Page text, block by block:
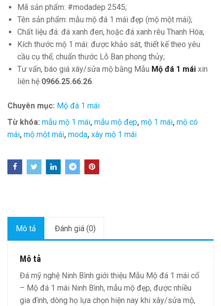
Mã sản phẩm: #modadep 2545;
Tên sản phẩm: mẫu mộ đá 1 mái đẹp (mộ một mái);
Chất liệu đá: đá xanh đen, hoặc đá xanh rêu Thanh Hóa;
Kích thước mộ 1 mái: được khảo sát, thiết kế theo yêu
cầu cụ thể; chuẩn thước Lỗ Ban phong thủy;
Tư vấn, báo giá xây/sửa mộ bằng Mẫu Mộ đá 1 mái xin
liên hệ 0966.25.66.26
Chuyên mục: Mộ đá 1 mái
Từ khóa: mẫu mộ 1 mái, mẫu mộ đẹp, mộ 1 mái, mộ có
mái, mộ một mái, moda, xây mộ 1 mái
Mô tả Đánh giá (0)
Mô tả
Đá mỹ nghệ Ninh Bình giới thiệu Mẫu Mộ đá 1 mái cổ
– Mộ đá 1 mái Ninh Bình, mẫu mộ đẹp, được nhiều
gia đình, dòng họ lựa chọn hiện nay khi xây/sửa mộ,